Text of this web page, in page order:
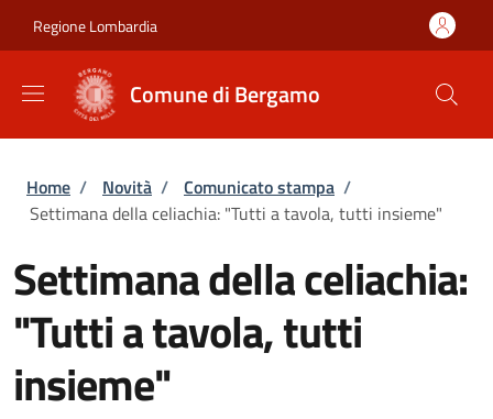
Regione Lombardia
Comune di Bergamo
Briciole di pane
Home / Novità / Comunicato stampa /
Settimana della celiachia: "Tutti a tavola, tutti insieme"
Settimana della celiachia:
"Tutti a tavola, tutti
insieme"